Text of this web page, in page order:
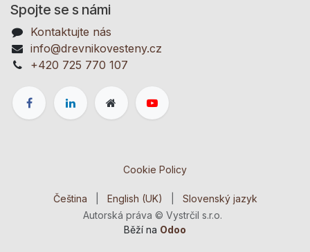
Spojte se s námi
Kontaktujte nás
info@drevnikovesteny.cz
+420 725 770 107
Cookie Policy
Autorská práva © Vystrčil s.r.o.
Čeština English (UK) Slovenský jazyk
Běží na Odoo